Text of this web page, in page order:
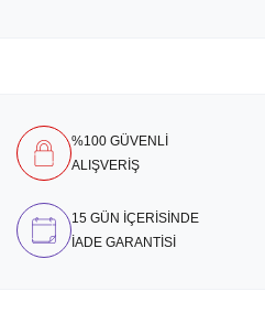
%100 GÜVENLİ
ALIŞVERİŞ
15 GÜN İÇERİSİNDE
İADE GARANTİSİ